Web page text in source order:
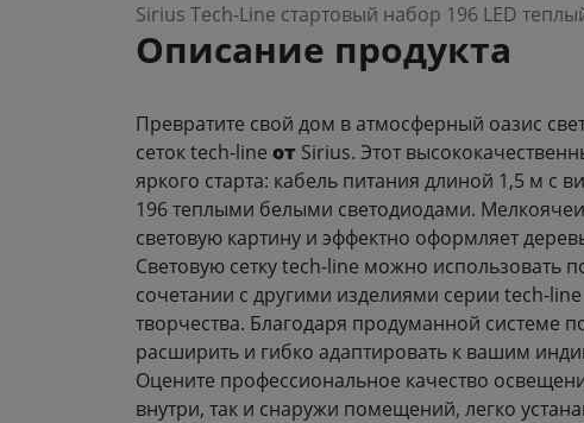
Sirius Tech-Line стартовый набор 196 LED
Описание продукта
Превратите свой дом в атмосферный оазис
сеток tech-line от Sirius. Этот
яркого старта: кабель питания длиной 1,5 м с
196 теплыми белыми светодиодами.
световую картину и эффектно оформляет
Световую сетку tech-line можно использовать
сочетании с другими изделиями серии tech-
творчества. Благодаря продуманной системе
расширить и гибко адаптировать к вашим
Оцените профессиональное качество
внутри, так и снаружи помещений, легко